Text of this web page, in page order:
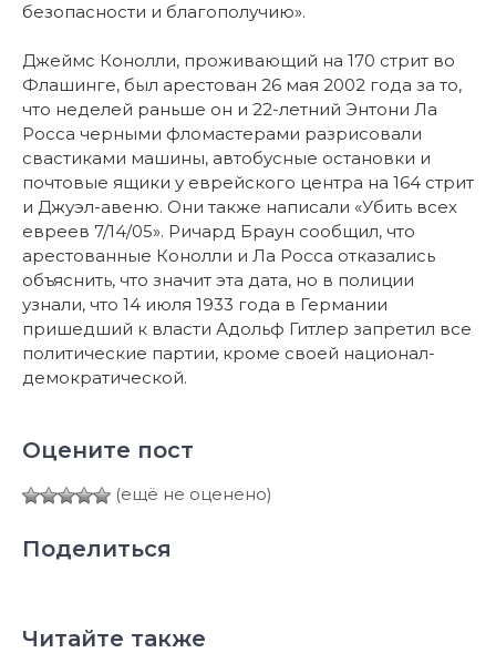
безопасности и благополучию».
Джеймс Конолли, проживающий на 170 стрит во
Флашинге, был арестован 26 мая 2002 года за то,
что неделей раньше он и 22-летний Энтони Ла
Росса черными фломастерами разрисовали
свастиками машины, автобусные остановки и
почтовые ящики у еврейского центра на 164 стрит
и Джуэл-авеню. Они также написали «Убить всех
евреев 7/14/05». Ричард Браун сообщил, что
арестованные Конолли и Ла Росса отказались
объяснить, что значит эта дата, но в полиции
узнали, что 14 июля 1933 года в Германии
пришедший к власти Адольф Гитлер запретил все
политические партии, кроме своей национал-
демократической.
Оцените пост
(ещё не оценено)
Поделиться
Читайте также